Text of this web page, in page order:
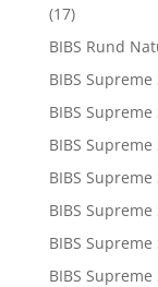
(17)
BIBS Rund
BIBS Supreme
BIBS
BIBS
BIBS
BIBS
BIBS
BIBS